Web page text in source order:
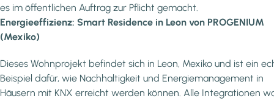
es im öffentlichen Auftrag zur Pflicht gemacht.
Energieeffizienz: Smart Residence in Leon von PROGENIUM
(Mexiko)
Dieses Wohnprojekt befindet sich in Leon, Mexiko und ist ein
Beispiel dafür, wie Nachhaltigkeit und Energiemanagement in
Häusern mit KNX erreicht werden können. Alle Integrationen